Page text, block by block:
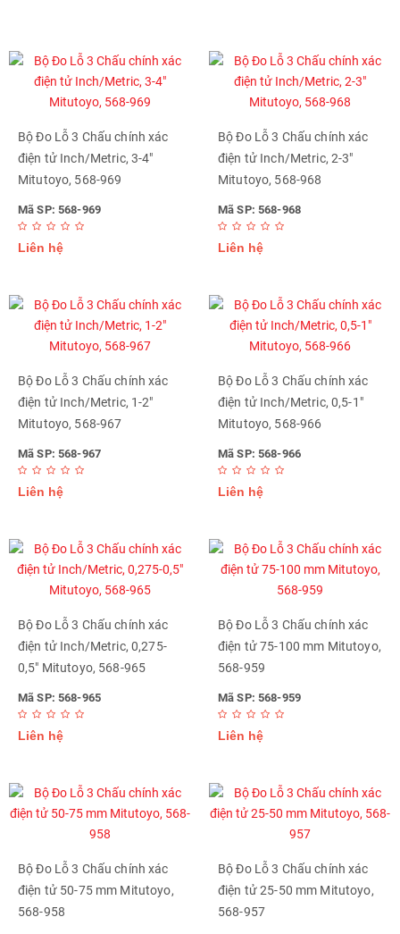
Bộ Đo Lỗ 3 Chấu chính xác
điện tử Inch/Metric, 3-4"
Mitutoyo, 568-969
Mã SP: 568-969
Liên hệ
Bộ Đo Lỗ 3 Chấu chính xác
điện tử Inch/Metric, 2-3"
Mitutoyo, 568-968
Mã SP: 568-968
Liên hệ
Bộ Đo Lỗ 3 Chấu chính xác
điện tử Inch/Metric, 1-2"
Mitutoyo, 568-967
Mã SP: 568-967
Liên hệ
Bộ Đo Lỗ 3 Chấu chính xác
điện tử Inch/Metric, 0,5-1"
Mitutoyo, 568-966
Mã SP: 568-966
Liên hệ
Bộ Đo Lỗ 3 Chấu chính xác
điện tử Inch/Metric, 0,275-
0,5" Mitutoyo, 568-965
Mã SP: 568-965
Liên hệ
Bộ Đo Lỗ 3 Chấu chính xác
điện tử 75-100 mm Mitutoyo,
568-959
Mã SP: 568-959
Liên hệ
Bộ Đo Lỗ 3 Chấu chính xác
điện tử 50-75 mm Mitutoyo,
568-958
Bộ Đo Lỗ 3 Chấu chính xác
điện tử 25-50 mm Mitutoyo,
568-957